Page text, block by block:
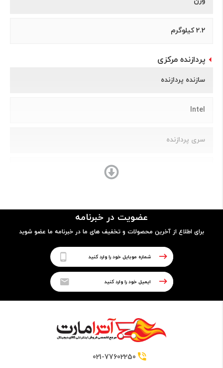
2.2 کیلوگرم
پردازنده مرکزی
سازنده پردازنده
Intel
سری پردازنده
7500U
2.70GHz up to 3.50GHz
عضویت در خبرنامه
برای اطلاع از آخرین محصولات و تخفیف های ما در خبرنامه ما عضو شوید
021-77602250